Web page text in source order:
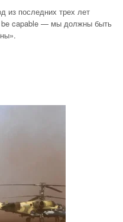
из последних трех лет
be capable — мы должны быть